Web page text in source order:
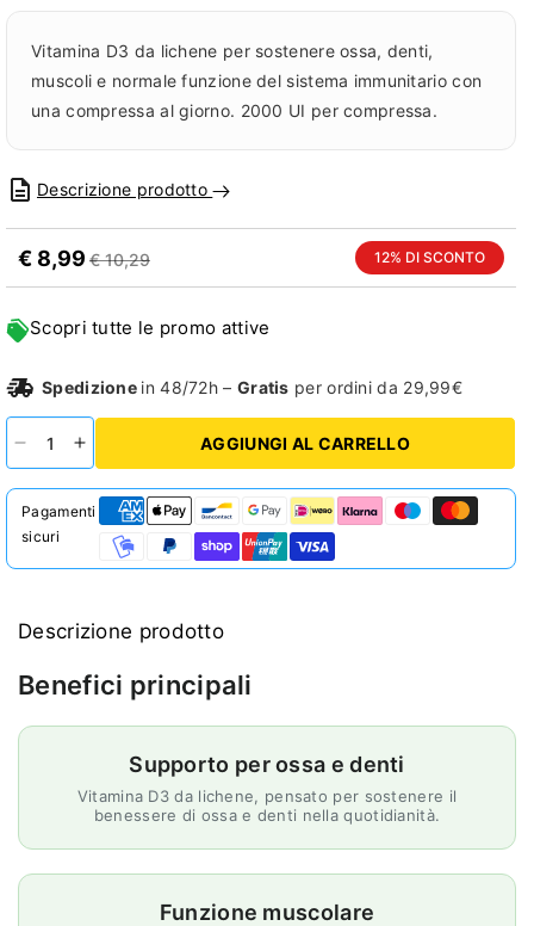
Vitamina D3 da lichene per sostenere ossa, denti,
muscoli e normale funzione del sistema immunitario con
una compressa al giorno. 2000 UI per compressa.
Descrizione prodotto
€ 8,99 € 10,29 12% DI SCONTO
Scopri tutte le promo attive
Spedizione in 48/72h – Gratis per ordini da 29,99€
Diminuisci
per
D
-
D
per
ossa
Aumenta
per
Gold
-
D
per
ossa
immunità
AGGIUNGI AL CARRELLO
Pagamenti
sicuri
Descrizione prodotto
Benefici principali
Supporto per ossa e denti
Vitamina D3 da lichene, pensato per sostenere il
benessere di ossa e denti nella quotidianità.
Funzione muscolare